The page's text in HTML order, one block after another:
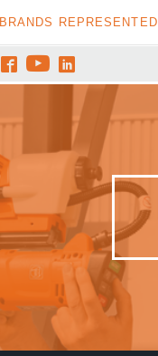
BRANDS REPRESENTED
  